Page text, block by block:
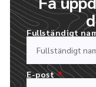
FYLL I
LADDA UPP DIN
Fullständigt
E-post